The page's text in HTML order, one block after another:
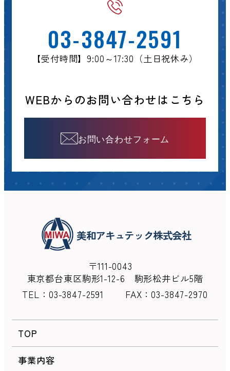
03-3847-2591
【受付時間】9:00～17:30（土日祝休み）
WEBからのお問い合わせはこちら
お問い合わせフォーム
美和アキュテック株式会社
〒111-0043
東京都台東区駒形1-12-6 駒形松井ビル5階
TEL： 03-3847-2591 FAX：03-3847-2970
TOP
事業内容